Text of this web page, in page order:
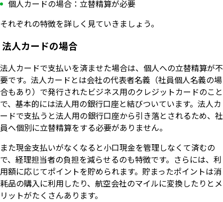
個人カードの場合：立替精算が必要
それぞれの特徴を詳しく見ていきましょう。
法人カードの場合
法人カードで支払いを済ませた場合は、個人への立替精算が不
要です。法人カードとは会社の代表者名義（社員個人名義の場
合もあり）で発行されたビジネス用のクレジットカードのこと
で、基本的には法人用の銀行口座と結びついています。法人カ
ードで支払うと法人用の銀行口座から引き落とされるため、社
員へ個別に立替精算をする必要がありません。
また現金支払いがなくなると小口現金を管理しなくて済むの
で、経理担当者の負担を減らせるのも特徴です。さらには、利
用額に応じてポイントを貯められます。貯まったポイントは消
耗品の購入に利用したり、航空会社のマイルに変換したりとメ
リットがたくさんあります。